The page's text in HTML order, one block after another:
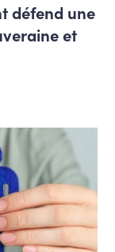
défend une
et